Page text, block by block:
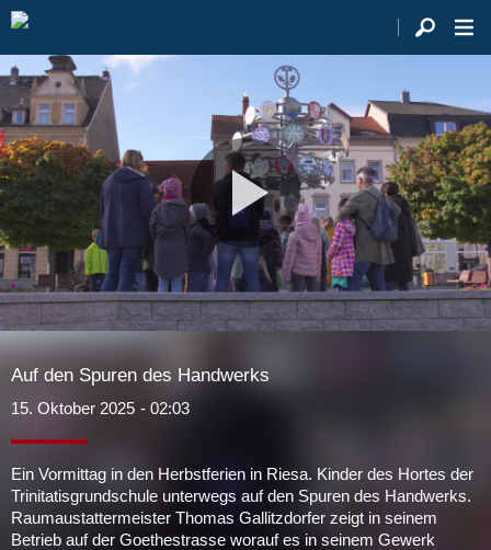
Video
Auf den Spuren des Handwerks
15. Oktober 2025 - 02:03
Ein Vormittag in den Herbstferien in Riesa. Kinder des Hortes der
Trinitatisgrundschule unterwegs auf den Spuren des Handwerks.
Raumaustattermeister Thomas Gallitzdorfer zeigt in seinem
Betrieb auf der Goethestrasse worauf es in seinem Gewerk